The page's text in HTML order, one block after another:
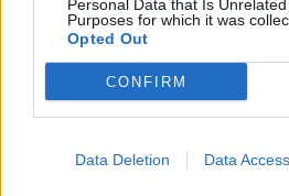
Personal Data that Is
Purposes for which it was
Opted Out
CONFIRM
Data Deletion Data Access